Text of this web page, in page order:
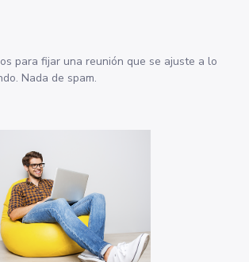
para fijar una reunión que se ajuste a lo
Nada de spam.